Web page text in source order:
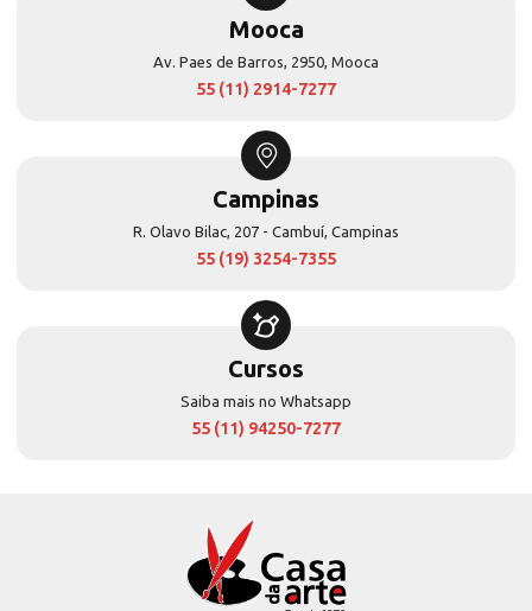
Mooca
Av. Paes de Barros, 2950, Mooca
55 (11) 2914-7277
Campinas
R. Olavo Bilac, 207 - Cambuí, Campinas
55 (19) 3254-7355
Cursos
Saiba mais no Whatsapp
55 (11) 94250-7277